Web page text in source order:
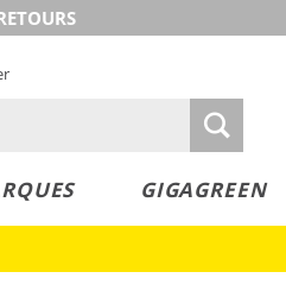
GIGAGREEN